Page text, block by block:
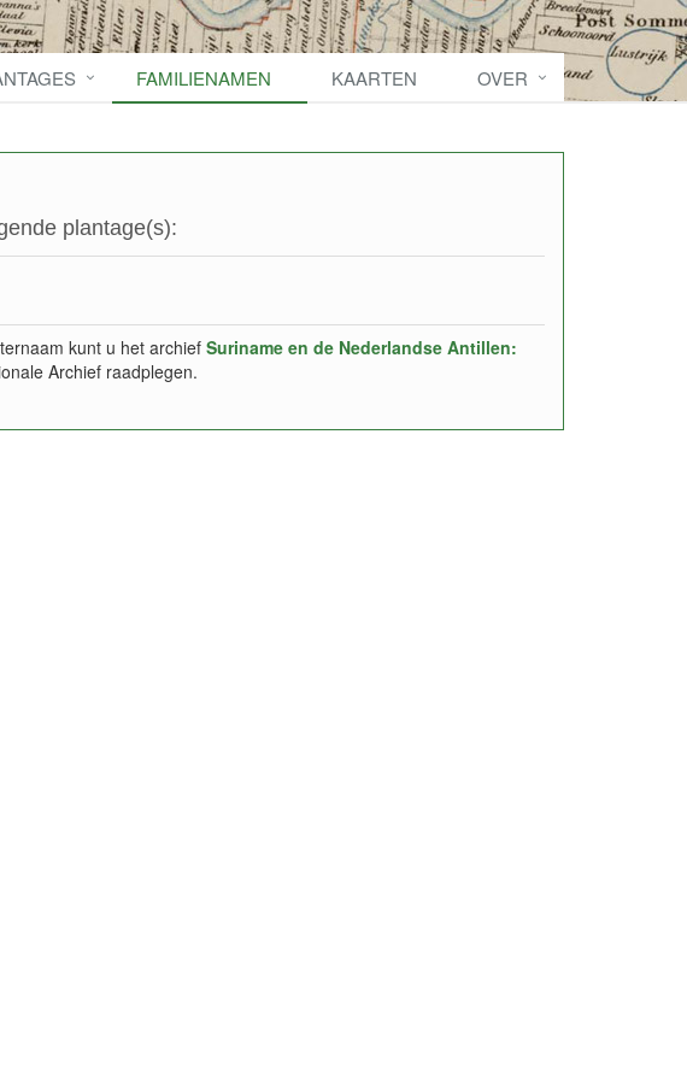
FAMILIENAMEN KAARTEN OVER
plantage(s):
kunt u het archief Suriname en de Nederlandse Antillen:
Archief raadplegen.